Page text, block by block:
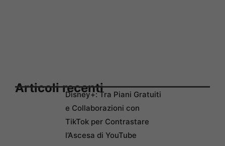
Articoli recentiDisney+: Tra Piani Gratuiti
e Collaborazioni con
TikTok per Contrastare
l’Ascesa di YouTube